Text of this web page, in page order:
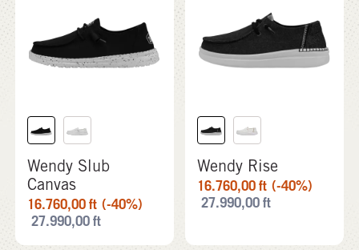
Wendy Slub
Canvas
16.760,00ft (-40%)
27.990,00ft
Wendy Rise
16.760,00ft (-40%)
27.990,00ft